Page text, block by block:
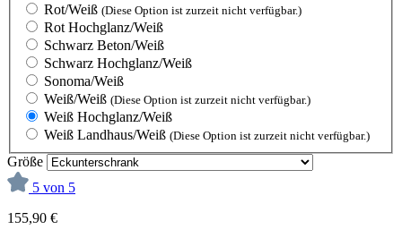
Rot/Weiß (Diese Option ist zurzeit nicht verfügbar.)
Rot Hochglanz/Weiß
Schwarz Beton/Weiß
Schwarz Hochglanz/Weiß
Sonoma/Weiß
Weiß/Weiß (Diese Option ist zurzeit nicht verfügbar.)
Weiß Hochglanz/Weiß
Weiß Landhaus/Weiß (Diese Option ist zurzeit nicht verfügbar.)
Größe
5 von 5
155,90 €